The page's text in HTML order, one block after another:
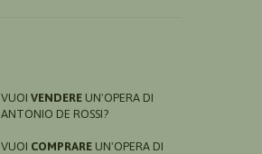
VUOI VENDERE UN'OPERA DI
ANTONIO DE ROSSI?
VUOI COMPRARE UN'OPERA DI